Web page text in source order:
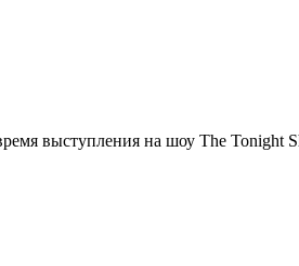
выступления на шоу The